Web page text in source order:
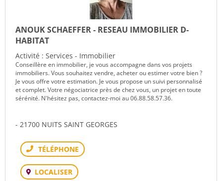
ANOUK SCHAEFFER - RESEAU IMMOBILIER D-
HABITAT
Activité : Services - Immobilier
Conseillère en immobilier, je vous accompagne dans vos projets
immobiliers. Vous souhaitez vendre, acheter ou estimer votre bien ?
Je vous offre votre estimation. Je vous propose un suivi personnalisé
et complet. Votre négociatrice près de chez vous, un projet en toute
sérénité. N'hésitez pas, contactez-moi au 06.88.58.57.36.
- 21700 NUITS SAINT GEORGES
Téléphone
LOCALISER